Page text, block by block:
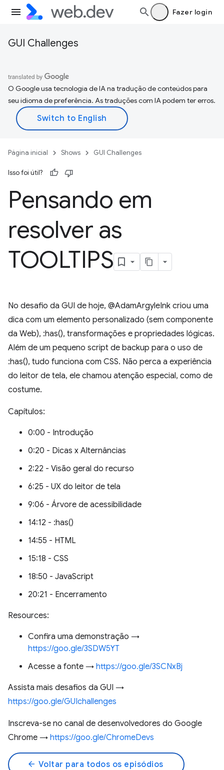
Fazer login
GUI Challenges
O Google usa tecnologia de IA na tradução de conteúdos para
seu idioma de preferência. As traduções com IA podem ter erros.
Página inicial Shows GUI Challenges
Isso foi útil?
Pensando em
resolver as
TOOLTIPS
No desafio da GUI de hoje, @AdamArgyleInk criou uma
dica com um elemento personalizado (sem componente
da Web), :has(), transformações e propriedades lógicas.
Além de um pequeno script de backup para o uso de
:has(), tudo funciona com CSS. Não perca a experiência
do leitor de tela, ele chamou atenção especial, como de
costume.
Capítulos:
0:00 - Introdução
0:20 - Dicas x Alternâncias
2:22 - Visão geral do recurso
6:25 - UX do leitor de tela
9:06 - Árvore de acessibilidade
14:12 - :has()
14:55 - HTML
15:18 - CSS
18:50 - JavaScript
20:21 - Encerramento
Resources:
Confira uma demonstração →
https://goo.gle/3SDW5YT
Acesse a fonte → https://goo.gle/3SCNxBj
Assista mais desafios da GUI →
https://goo.gle/GUIchallenges
Inscreva-se no canal de desenvolvedores do Google
Chrome → https://goo.gle/ChromeDevs
arrow_back Voltar para todos os episódios